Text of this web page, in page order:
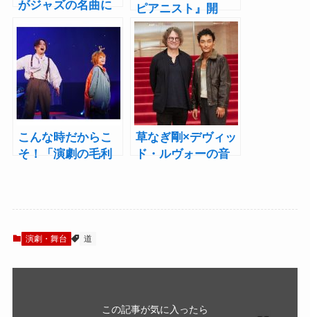
がジャズの名曲に
ウェイ・ミュージ
カル『ロジャース
／ハート』開幕レ
ポート
ピアニスト』開
幕！内博貴、藤本
隆宏がピアノの音
色と紡ぐ孤独な“天
才”の人生
こんな時だからこ
そ！「演劇の毛利
草なぎ剛×デヴィッ
ド・ルヴォーの音
演劇・舞台 道
この記事が気に入ったら